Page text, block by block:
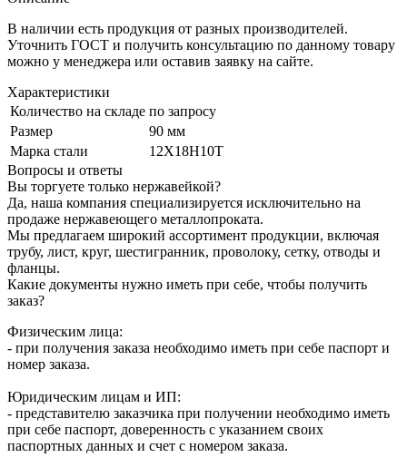
В наличии есть продукция от разных производителей.
Уточнить ГОСТ и получить консультацию по данному товару
можно у менеджера или оставив заявку на сайте.
Характеристики
Количество на складе по запросу
Размер
90 мм
Марка стали
12Х18Н10Т
Вопросы и ответы
Вы торгуете только нержавейкой?
Да, наша компания специализируется исключительно на
продаже нержавеющего металлопроката.
Мы предлагаем широкий ассортимент продукции, включая
трубу, лист, круг, шестигранник, проволоку, сетку, отводы и
фланцы.
Какие документы нужно иметь при себе, чтобы получить
заказ?
Физическим лица:
- при получения заказа необходимо иметь при себе паспорт и
номер заказа.
Юридическим лицам и ИП:
- представителю заказчика при получении необходимо иметь
при себе паспорт, доверенность с указанием своих
паспортных данных и счет с номером заказа.